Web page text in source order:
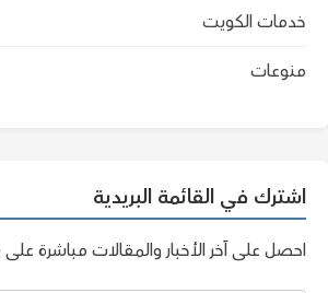
خدمات الكويت
منوعات
اشترك في القائمة البريدية
احصل على آخر الأخبار والمقالات مباشرة على